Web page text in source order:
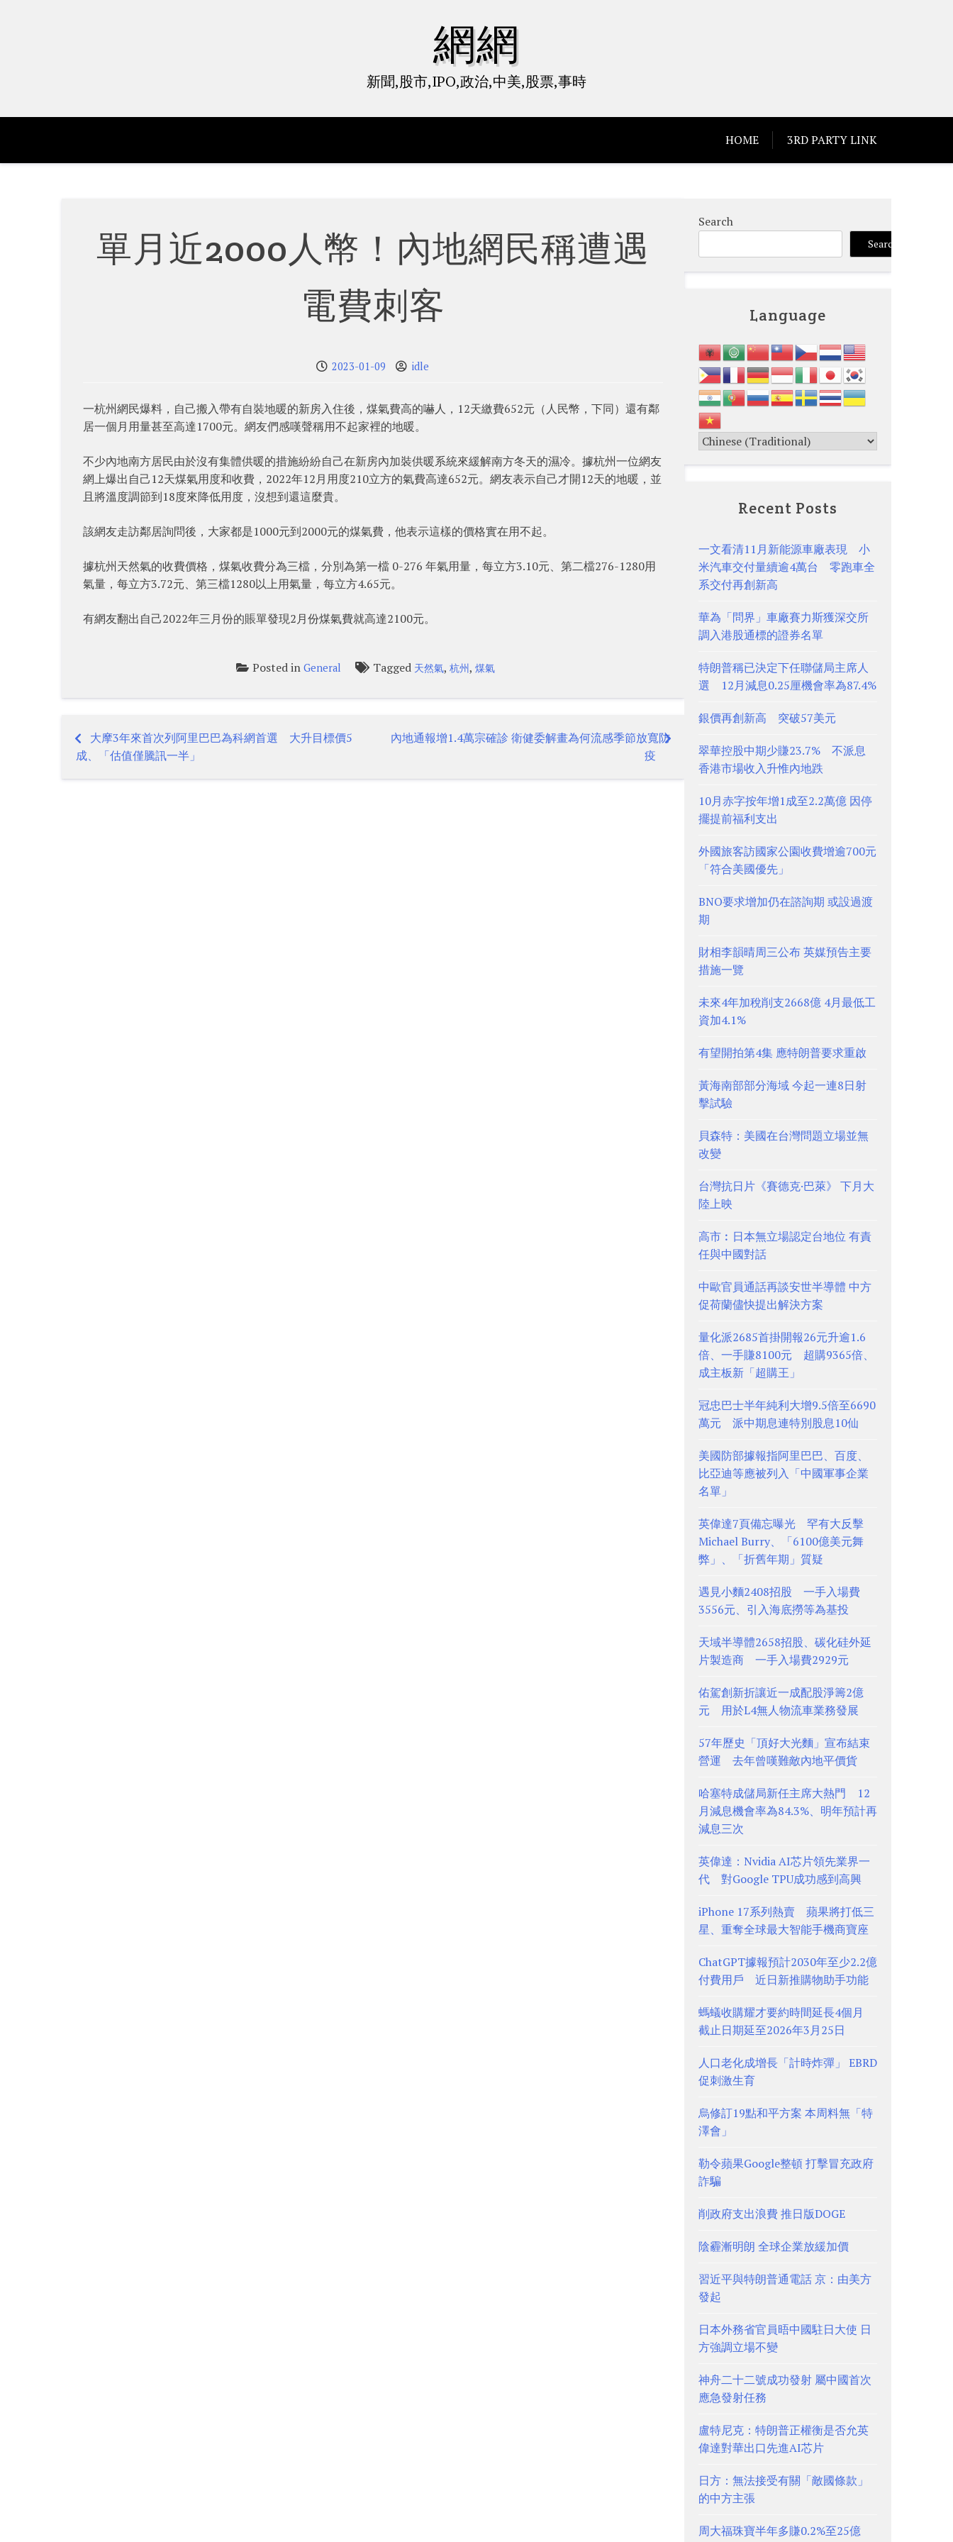
網網
新聞,股市,IPO,政治,中美,股票,事時
HOME 3RD PARTY LINK
單月近2000人幣！內地網民稱遭遇
電費刺客
2023-01-09 idle
一杭州網民爆料，自己搬入帶有自裝地暖的新房入住後，煤氣費高的嚇人，12天繳費652元（人民幣，下同）還有鄰
居一個月用量甚至高達1700元。網友們感嘆聲稱用不起家裡的地暖。
不少內地南方居民由於沒有集體供暖的措施紛紛自己在新房內加裝供暖系統來緩解南方冬天的濕冷。據杭州一位網友
網上爆出自己12天煤氣用度和收費，2022年12月用度210立方的氣費高達652元。網友表示自己才開12天的地暖，並
且將溫度調節到18度來降低用度，沒想到還這麼貴。
該網友走訪鄰居詢問後，大家都是1000元到2000元的煤氣費，他表示這樣的價格實在用不起。
據杭州天然氣的收費價格，煤氣收費分為三檔，分別為第一檔 0-276 年氣用量，每立方3.10元、第二檔276-1280用
氣量，每立方3.72元、第三檔1280以上用氣量，每立方4.65元。
有網友翻出自己2022年三月份的賬單發現2月份煤氣費就高達2100元。
Posted inGeneral Tagged 天然氣,杭州,煤氣
Post
navigation
大摩3年來首次列阿里巴巴為科網首選 大升目標價5
成、「估值僅騰訊一半」
內地通報增1.4萬宗確診 衛健委解畫為何流感季節放寬防
疫
Search
Search
Language
Recent Posts
一文看清11月新能源車廠表現 小
米汽車交付量續逾4萬台 零跑車全
系交付再創新高
華為「問界」車廠賽力斯獲深交所
調入港股通標的證券名單
特朗普稱已決定下任聯儲局主席人
選 12月減息0.25厘機會率為87.4%
銀價再創新高 突破57美元
翠華控股中期少賺23.7% 不派息
香港市場收入升惟內地跌
10月赤字按年增1成至2.2萬億 因停
擺提前福利支出
外國旅客訪國家公園收費增逾700元
「符合美國優先」
BNO要求增加仍在諮詢期 或設過渡
期
財相李韻晴周三公布 英媒預告主要
措施一覽
未來4年加稅削支2668億 4月最低工
資加4.1%
有望開拍第4集 應特朗普要求重啟
黃海南部部分海域 今起一連8日射
擊試驗
貝森特：美國在台灣問題立場並無
改變
台灣抗日片《賽德克·巴萊》 下月大
陸上映
高市︰日本無立場認定台地位 有責
任與中國對話
中歐官員通話再談安世半導體 中方
促荷蘭儘快提出解決方案
量化派2685首掛開報26元升逾1.6
倍、一手賺8100元 超購9365倍、
成主板新「超購王」
冠忠巴士半年純利大增9.5倍至6690
萬元 派中期息連特別股息10仙
美國防部據報指阿里巴巴、百度、
比亞迪等應被列入「中國軍事企業
名單」
英偉達7頁備忘曝光 罕有大反擊
Michael Burry、「6100億美元舞
弊」、「折舊年期」質疑
遇見小麵2408招股 一手入場費
3556元、引入海底撈等為基投
天域半導體2658招股、碳化硅外延
片製造商 一手入場費2929元
佑駕創新折讓近一成配股淨籌2億
元 用於L4無人物流車業務發展
57年歷史「頂好大光麵」宣布結束
營運 去年曾嘆難敵內地平價貨
哈塞特成儲局新任主席大熱門 12
月減息機會率為84.3%、明年預計再
減息三次
英偉達：Nvidia AI芯片領先業界一
代 對Google TPU成功感到高興
iPhone 17系列熱賣 蘋果將打低三
星、重奪全球最大智能手機商寶座
ChatGPT據報預計2030年至少2.2億
付費用戶 近日新推購物助手功能
螞蟻收購耀才要約時間延長4個月
截止日期延至2026年3月25日
人口老化成增長「計時炸彈」 EBRD
促刺激生育
烏修訂19點和平方案 本周料無「特
澤會」
勒令蘋果Google整頓 打擊冒充政府
詐騙
削政府支出浪費 推日版DOGE
陰霾漸明朗 全球企業放緩加價
習近平與特朗普通電話 京：由美方
發起
日本外務省官員晤中國駐日大使 日
方強調立場不變
神舟二十二號成功發射 屬中國首次
應急發射任務
盧特尼克：特朗普正權衡是否允英
偉達對華出口先進AI芯片
日方：無法接受有關「敵國條款」
的中方主張
周大福珠寶半年多賺0.2%至25億